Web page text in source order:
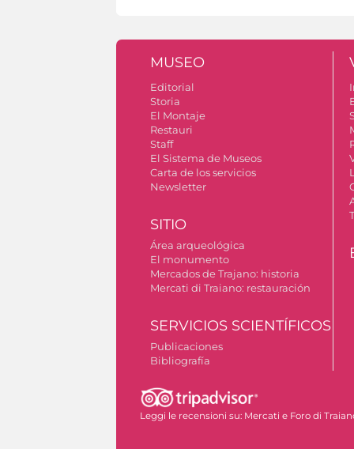
MUSEO
Editorial
Storia
El Montaje
Restauri
Staff
El Sistema de Museos
Carta de los servicios
Newsletter
SITIO
Área arqueológica
El monumento
Mercados de Trajano: historia
Mercati di Traiano: restauración
SERVICIOS SCIENTÍFICOS
Publicaciones
Bibliografía
Leggi le recensioni su: Mercati e Foro di